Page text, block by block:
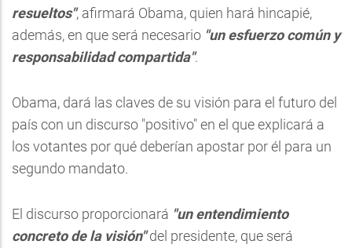
resueltos", afirmará Obama, quien hará hincapié,
además, en que será necesario "un esfuerzo común y
responsabilidad compartida".
Obama, dará las claves de su visión para el futuro del
país con un discurso "positivo" en el que explicará a
los votantes por qué deberían apostar por él para un
segundo mandato.
El discurso proporcionará "un entendimiento
concreto de la visión"del presidente, que será